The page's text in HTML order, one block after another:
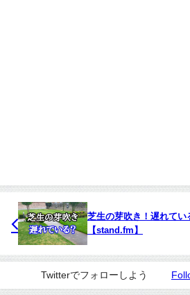
芝生の芽吹き！遅れてい
【stand.fm】
Twitterでフォローしよう